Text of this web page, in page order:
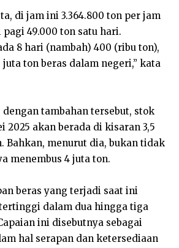
di jam ini 3.364.800 ton per jam
49.000 ton satu hari.
8 hari (nambah) 400 (ribu ton),
juta ton beras dalam negeri,” kata
tambahan tersebut, stok
2025 akan berada di kisaran 3,5
Bahkan, menurut dia, bukan tidak
menembus 4 juta ton.
beras yang terjadi saat ini
dalam dua hingga tiga
ini disebutnya sebagai
hal serapan dan ketersediaan